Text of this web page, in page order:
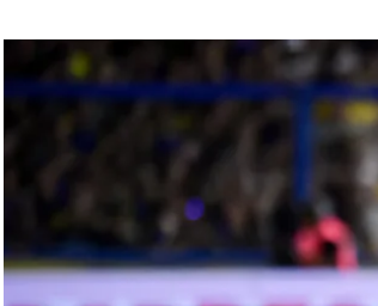
ליגה סינית
ליגה ברזילאית
ליגות נוספות